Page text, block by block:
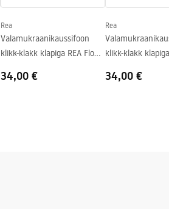
Rea
Valamukraanikaussifoon
klikk-klakk klapiga REA Flow
34,00 €
Rea
klikk-klakk
34,00 €